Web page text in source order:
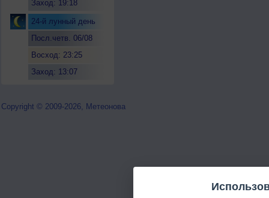
Заход: 19:18
24-й лунный день
Посл.четв. 06/08
Восход: 23:25
Заход: 13:07
Copyright © 2009-2026, Метеонова